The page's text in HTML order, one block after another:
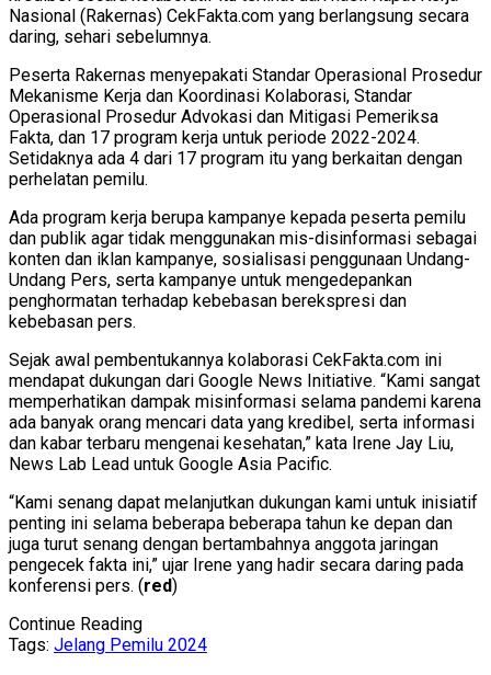
Nasional (Rakernas) CekFakta.com yang berlangsung secara
daring, sehari sebelumnya.
Peserta Rakernas menyepakati Standar Operasional Prosedur
Mekanisme Kerja dan Koordinasi Kolaborasi, Standar
Operasional Prosedur Advokasi dan Mitigasi Pemeriksa
Fakta, dan 17 program kerja untuk periode 2022-2024.
Setidaknya ada 4 dari 17 program itu yang berkaitan dengan
perhelatan pemilu.
Ada program kerja berupa kampanye kepada peserta pemilu
dan publik agar tidak menggunakan mis-disinformasi sebagai
konten dan iklan kampanye, sosialisasi penggunaan Undang-
Undang Pers, serta kampanye untuk mengedepankan
penghormatan terhadap kebebasan berekspresi dan
kebebasan pers.
Sejak awal pembentukannya kolaborasi CekFakta.com ini
mendapat dukungan dari Google News Initiative. “Kami sangat
memperhatikan dampak misinformasi selama pandemi karena
ada banyak orang mencari data yang kredibel, serta informasi
dan kabar terbaru mengenai kesehatan,” kata Irene Jay Liu,
News Lab Lead untuk Google Asia Pacific.
“Kami senang dapat melanjutkan dukungan kami untuk inisiatif
penting ini selama beberapa beberapa tahun ke depan dan
juga turut senang dengan bertambahnya anggota jaringan
pengecek fakta ini,” ujar Irene yang hadir secara daring pada
konferensi pers. (red)
Continue Reading
Tags: Jelang Pemilu 2024